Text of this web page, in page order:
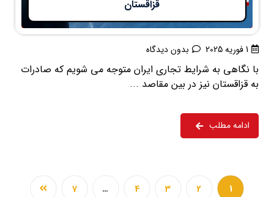
قزاقستان
1 فوریه 2025 بدون دیدگاه
با نگاهی به شرایط تجاری ایران متوجه می شویم که صادرات
به قزاقستان نیز در بین مقاصد ...
ادامه مطلب
1
2
3
4
…
7